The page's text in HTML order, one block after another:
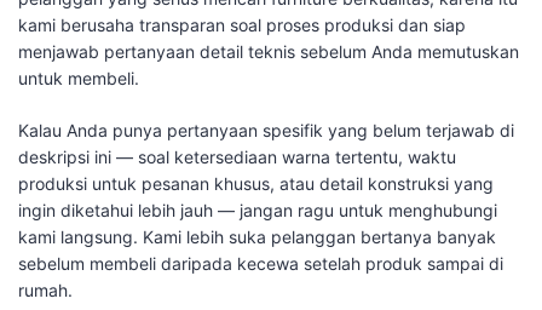
kami berusaha transparan soal proses produksi dan siap
menjawab pertanyaan detail teknis sebelum Anda memutuskan
untuk membeli.
Kalau Anda punya pertanyaan spesifik yang belum terjawab di
deskripsi ini — soal ketersediaan warna tertentu, waktu
produksi untuk pesanan khusus, atau detail konstruksi yang
ingin diketahui lebih jauh — jangan ragu untuk menghubungi
kami langsung. Kami lebih suka pelanggan bertanya banyak
sebelum membeli daripada kecewa setelah produk sampai di
rumah.